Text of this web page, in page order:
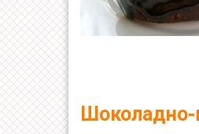
Шоколадно-